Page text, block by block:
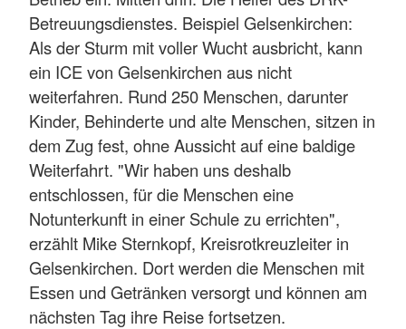
Betreuungsdienstes. Beispiel Gelsenkirchen:
Als der Sturm mit voller Wucht ausbricht, kann
ein ICE von Gelsenkirchen aus nicht
weiterfahren. Rund 250 Menschen, darunter
Kinder, Behinderte und alte Menschen, sitzen in
dem Zug fest, ohne Aussicht auf eine baldige
Weiterfahrt. "Wir haben uns deshalb
entschlossen, für die Menschen eine
Notunterkunft in einer Schule zu errichten",
erzählt Mike Sternkopf, Kreisrotkreuzleiter in
Gelsenkirchen. Dort werden die Menschen mit
Essen und Getränken versorgt und können am
nächsten Tag ihre Reise fortsetzen.